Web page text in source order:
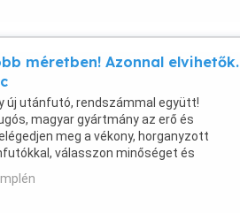
méretben! Azonnal elvihetők.
új utánfutó, rendszámmal együtt!
magyar gyártmány az erő és
meg a vékony, horganyzott
válasszon minőséget és
vas utánfutóinkkal! Kérhető ...